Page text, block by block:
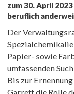
zum 30. April
beruflich
Der
Papier- sowie
umfassenden
Bis zur
Garrett die Rolle